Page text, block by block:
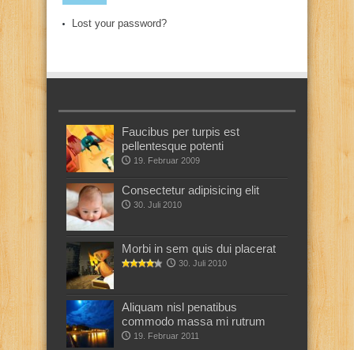
Lost your password?
Faucibus per turpis est
pellentesque potenti
19. Februar 2009
Consectetur adipisicing elit
30. Juli 2010
Morbi in sem quis dui placerat
30. Juli 2010
Aliquam nisl penatibus
commodo massa mi rutrum
19. Februar 2011